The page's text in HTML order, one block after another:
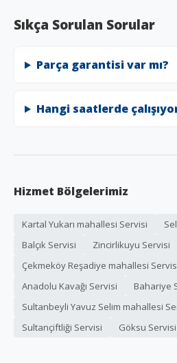
Sıkça Sorulan Sorular
Parça garantisi var mı?
Hangi saatlerde
Hizmet Bölgelerimiz
Kartal Yukarı mahallesi Servisi
Balçık Servisi
Zincirlikuyu Servisi
Çekmeköy Reşadiye mahallesi
Anadolu Kavağı Servisi
Bahariye
Sultanbeyli Yavuz Selim mahallesi
Sultançiftliği Servisi
Göksu Servisi